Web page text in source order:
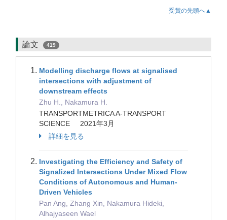
受賞の先頭へ▲
論文 419
Modelling discharge flows at signalised
intersections with adjustment of
downstream effects
Zhu H., Nakamura H.
TRANSPORTMETRICA A-TRANSPORT
SCIENCE 2021年3月
詳細を見る
Investigating the Efficiency and Safety of
Signalized Intersections Under Mixed Flow
Conditions of Autonomous and Human-
Driven Vehicles
Pan Ang, Zhang Xin, Nakamura Hideki,
Alhajyaseen Wael